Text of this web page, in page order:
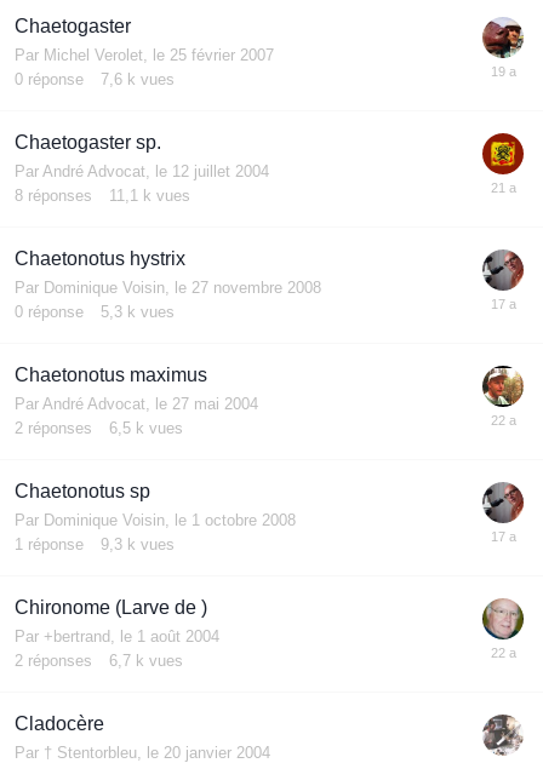
Chaetogaster
Par Michel Verolet
le 25 février 2007
0 réponse 7,6 k vues
Chaetogaster sp.
Par André Advocat
le 12 juillet 2004
8 réponses 11,1 k vues
Chaetonotus hystrix
Par Dominique Voisin
le 27 novembre 2008
0 réponse 5,3 k vues
Chaetonotus maximus
Par André Advocat
le 27 mai 2004
2 réponses 6,5 k vues
Chaetonotus sp
Par Dominique Voisin
le 1 octobre 2008
1 réponse 9,3 k vues
Chironome (Larve de )
Par +bertrand
le 1 août 2004
2 réponses 6,7 k vues
Cladocère
Par † Stentorbleu
le 20 janvier 2004